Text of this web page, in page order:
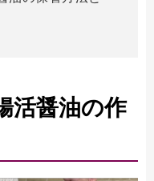
活醤油の作